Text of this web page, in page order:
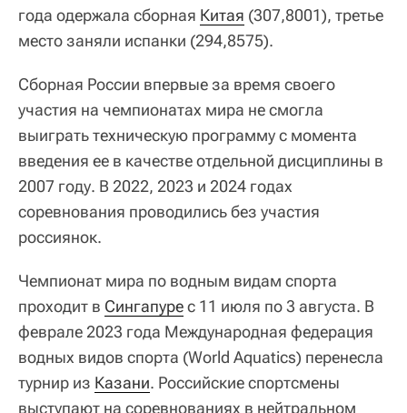
года одержала сборная Китая (307,8001), третье
место заняли испанки (294,8575).
Сборная России впервые за время своего
участия на чемпионатах мира не смогла
выиграть техническую программу с момента
введения ее в качестве отдельной дисциплины в
2007 году. В 2022, 2023 и 2024 годах
соревнования проводились без участия
россиянок.
Чемпионат мира по водным видам спорта
проходит в Сингапурес 11 июля по 3 августа. В
феврале 2023 года Международная федерация
водных видов спорта (World Aquatics) перенесла
турнир из Казани. Российские спортсмены
выступают на соревнованиях в нейтральном